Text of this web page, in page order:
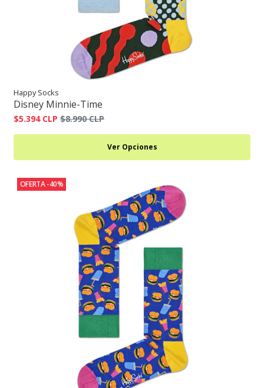
Happy Socks
Disney Minnie-Time
$5.394 CLP $8.990 CLP
Ver Opciones
OFERTA -40%